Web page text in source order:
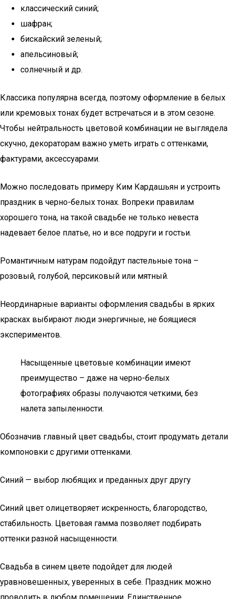
классический синий;
шафран;
бискайский зеленый;
апельсиновый;
солнечный и др.
Классика популярна всегда, поэтому оформление в белых
или кремовых тонах будет встречаться и в этом сезоне.
Чтобы нейтральность цветовой комбинации не выглядела
скучно, декораторам важно уметь играть с оттенками,
фактурами, аксессуарами.
Можно последовать примеру Ким Кардашьян и устроить
праздник в черно-белых тонах. Вопреки правилам
хорошего тона, на такой свадьбе не только невеста
надевает белое платье, но и все подруги и гостьи.
Романтичным натурам подойдут пастельные тона –
розовый, голубой, персиковый или мятный.
Неординарные варианты оформления свадьбы в ярких
красках выбирают люди энергичные, не боящиеся
экспериментов.
Насыщенные цветовые комбинации имеют
преимущество – даже на черно-белых
фотографиях образы получаются четкими, без
налета запыленности.
Обозначив главный цвет свадьбы, стоит продумать детали
компоновки с другими оттенками.
Синий — выбор любящих и преданных друг другу
Синий цвет олицетворяет искренность, благородство,
стабильность. Цветовая гамма позволяет подбирать
оттенки разной насыщенности.
Свадьба в синем цвете подойдет для людей
уравновешенных, уверенных в себе. Праздник можно